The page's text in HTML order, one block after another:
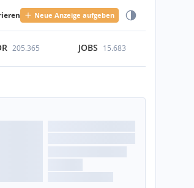
Neue Anzeige aufgeben
205.365 JOBS 15.683